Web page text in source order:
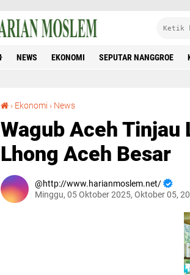
NEWS EKONOMI SEPUTAR NANGGROE
› Ekonomi › News
Wagub Aceh Tinjau
Lhong Aceh Besar
http://www.harianmoslem.net/
Minggu, 05 Oktober 2025, Oktober 05,